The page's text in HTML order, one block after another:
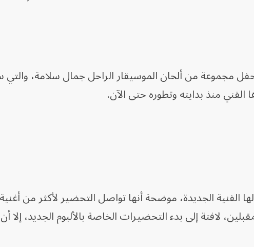
مجموعة من ألحان الموسيقار الراحل جمال سلامة،
منذ بدايته وتطوره حتى الآن.
الجديدة، موضحة أنها تواصل التحضير لأكثر من
لافتة إلى بدء التحضيرات الخاصة بالألبوم الجديد، إلا